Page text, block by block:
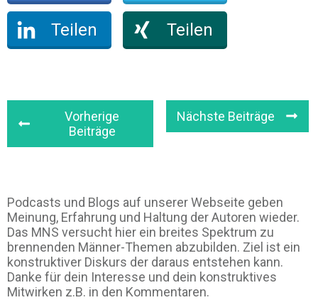
Teilen Teilen
Vorherige
Beiträge
Nächste Beiträge
Podcasts und Blogs auf unserer Webseite geben
Meinung, Erfahrung und Haltung der Autoren wieder.
Das MNS versucht hier ein breites Spektrum zu
brennenden Männer-Themen abzubilden. Ziel ist ein
konstruktiver Diskurs der daraus entstehen kann.
Danke für dein Interesse und dein konstruktives
Mitwirken z.B. in den Kommentaren.